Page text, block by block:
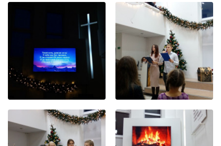
Библия
Воскресная
школа
Фото Воскресной школы
Видео Воскресной школы